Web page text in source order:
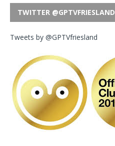
TWITTER @GPTVFRIESLAND
Tweets by @GPTVfriesland